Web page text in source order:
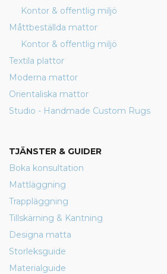
Kontor & offentlig miljö
Måttbeställda mattor
Kontor & offentlig miljö
Textila plattor
Moderna mattor
Orientaliska mattor
Studio - Handmade Custom Rugs
TJÄNSTER & GUIDER
Boka konsultation
Mattläggning
Trappläggning
Tillskärning & Kantning
Designa matta
Storleksguide
Materialguide